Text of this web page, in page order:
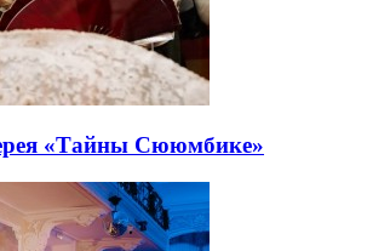
«Тайны Сююмбике»